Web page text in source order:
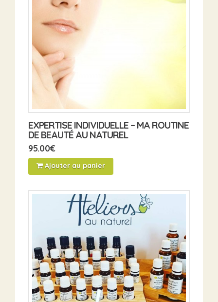
EXPERTISE INDIVIDUELLE – MA ROUTINE
DE BEAUTÉ AU NATUREL
95.00€
Ajouter au panier